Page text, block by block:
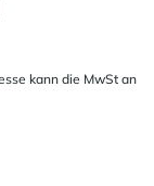
kann die MwSt an